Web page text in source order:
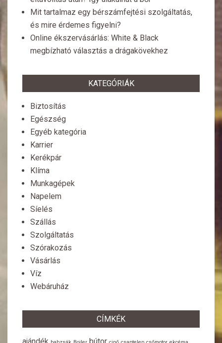
Mit tartalmaz egy bérszámfejtési szolgáltatás,
és mire érdemes figyelni?
Online ékszervásárlás: White & Black
megbízható választás a drágakövekhez
KATEGÓRIÁK
Biztosítás
Egészség
Egyéb kategória
Karrier
Kerékpár
Klíma
Munkagépek
Napelem
Síelés
Szállás
Szolgáltatás
Szórakozás
Vásárlás
Víz
Webáruház
CÍMKÉK
ajándék bútor